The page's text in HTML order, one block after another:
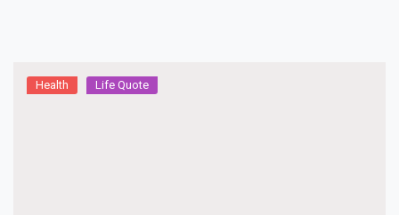
Health Life Quote